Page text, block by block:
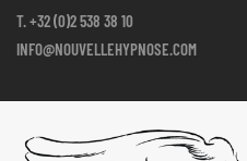
T.+32 (0)2 538 38 10
INFO@NOUVELLEHYPNOSE.COM